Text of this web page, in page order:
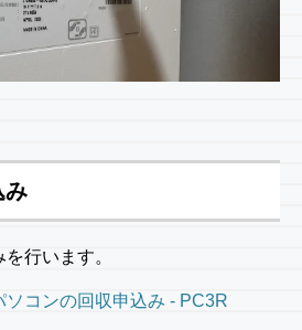
み
行います。
コンの回収申込み - PC3R